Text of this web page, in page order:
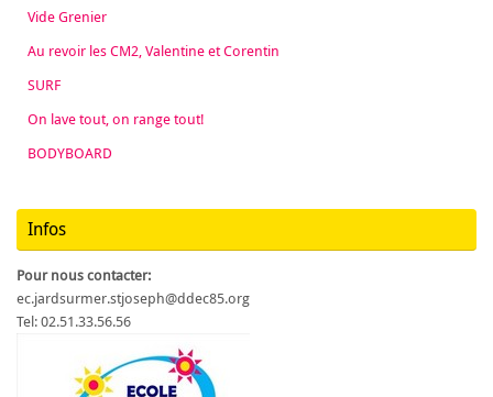
Vide Grenier
Au revoir les CM2, Valentine et Corentin
SURF
On lave tout, on range tout!
BODYBOARD
Infos
Pour nous contacter:
ec.jardsurmer.stjoseph@ddec85.org
Tel: 02.51.33.56.56